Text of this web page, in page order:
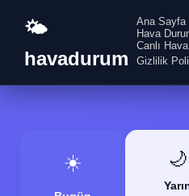
🌤️
havadurum
Ana Sayfa
Hava
Canlı
Gizlilik
☀️ 🌙